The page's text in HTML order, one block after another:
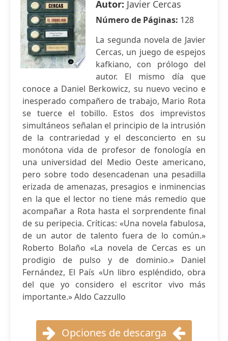
Autor: Javier Cercas
Número de Páginas: 128
La segunda novela de Javier
Cercas, un juego de espejos
kafkiano, con prólogo del
autor. El mismo día que
conoce a Daniel Berkowicz, su nuevo vecino e
inesperado compañero de trabajo, Mario Rota
se tuerce el tobillo. Estos dos imprevistos
simultáneos señalan el principio de la intrusión
de la contrariedad y el desconcierto en su
monótona vida de profesor de fonología en
una universidad del Medio Oeste americano,
pero sobre todo desencadenan una pesadilla
erizada de amenazas, presagios e inminencias
en la que el lector no tiene más remedio que
acompañar a Rota hasta el sorprendente final
de su peripecia. Críticas: «Una novela fabulosa,
de un autor de talento fuera de lo común.»
Roberto Bolaño «La novela de Cercas es un
prodigio de pulso y de dominio.» Daniel
Fernández, El País «Un libro espléndido, obra
del que yo considero el escritor vivo más
importante.» Aldo Cazzullo
Opciones de descarga